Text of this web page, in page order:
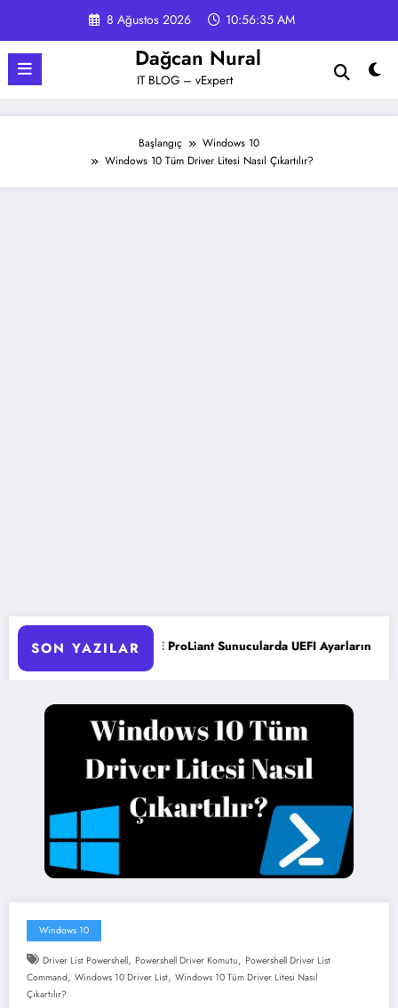
8 Ağustos 2026 10:56:35 AM
Dağcan Nural
IT BLOG – vExpert
Başlangıç
Windows 10
Windows 10 Tüm Driver Litesi Nasıl Çıkartılır?
SON YAZILAR
HPE ProLiant Sunucularda UEFI Ayarlarını Optimize Etme
Windows 10
Driver List Powershell, Powershell Driver Komutu, Powershell Driver List
Command, Windows 10 Driver List, Windows 10 Tüm Driver Litesi Nasıl
Çıkartılır?